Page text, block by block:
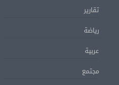
تقارير
رياضة
عربية
مجتمع